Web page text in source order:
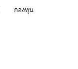
กองทุน